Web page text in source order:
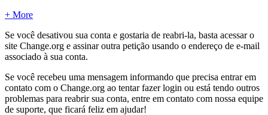
+ More
Se você desativou sua conta e gostaria de reabri-la, basta acessar o
site Change.org e assinar outra petição usando o endereço de e-mail
associado à sua conta.
Se você recebeu uma mensagem informando que precisa entrar em
contato com o Change.org ao tentar fazer login ou está tendo outros
problemas para reabrir sua conta, entre em contato com nossa equipe
de suporte, que ficará feliz em ajudar!